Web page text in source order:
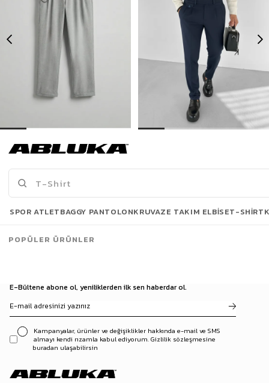
399,90 TL
999,90 TL
Son Bakılanlar
E-Bültene abone ol, yeniliklerden ilk sen haberdar ol.
Kampanyalar, ürünler ve değişiklikler hakkında e-mail ve SMS
almayı kendi rızamla kabul ediyorum. Gizlilik sözleşmesine
buradan ulaşabilirsin
SPOR ATLETBAGGY PANTOLONKRUVAZE TAKIM ELBISET-SHIRT
POPÜLER ÜRÜNLER